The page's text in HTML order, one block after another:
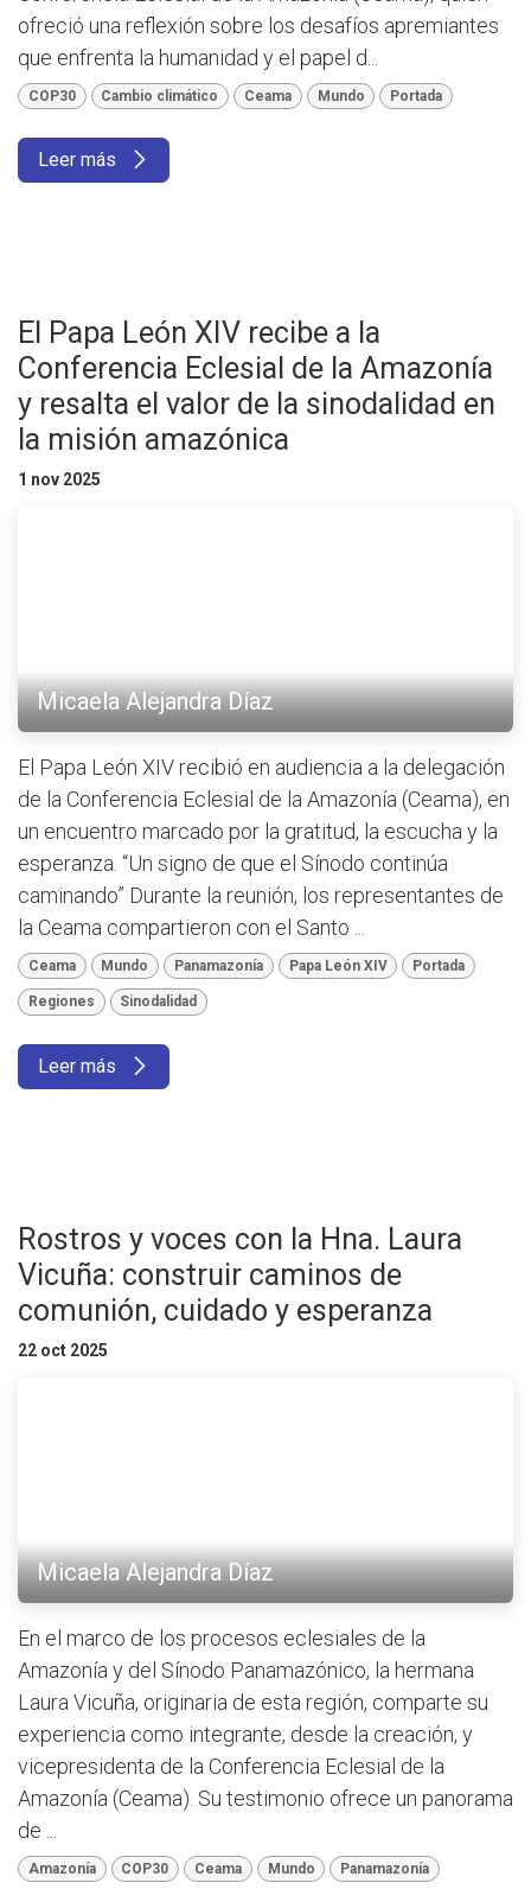
ofreció una reflexión sobre los desafíos apremiantes
que enfrenta la humanidad y el papel d...
COP30 Cambio climático Ceama Mundo Portada
Leer más
El Papa León XIV recibe a la
Conferencia Eclesial de la Amazonía
y resalta el valor de la sinodalidad en
la misión amazónica
1 nov 2025
Micaela Alejandra Díaz
El Papa León XIV recibió en audiencia a la delegación
de la Conferencia Eclesial de la Amazonía (Ceama), en
un encuentro marcado por la gratitud, la escucha y la
esperanza. “Un signo de que el Sínodo continúa
caminando” Durante la reunión, los representantes de
la Ceama compartieron con el Santo ...
Ceama Mundo Panamazonía Papa León XIV Portada
Regiones Sinodalidad
Leer más
Rostros y voces con la Hna. Laura
Vicuña: construir caminos de
comunión, cuidado y esperanza
22 oct 2025
Micaela Alejandra Díaz
En el marco de los procesos eclesiales de la
Amazonía y del Sínodo Panamazónico, la hermana
Laura Vicuña, originaria de esta región, comparte su
experiencia como integrante, desde la creación, y
vicepresidenta de la Conferencia Eclesial de la
Amazonía (Ceama). Su testimonio ofrece un panorama
de ...
Amazonía COP30 Ceama Mundo Panamazonía